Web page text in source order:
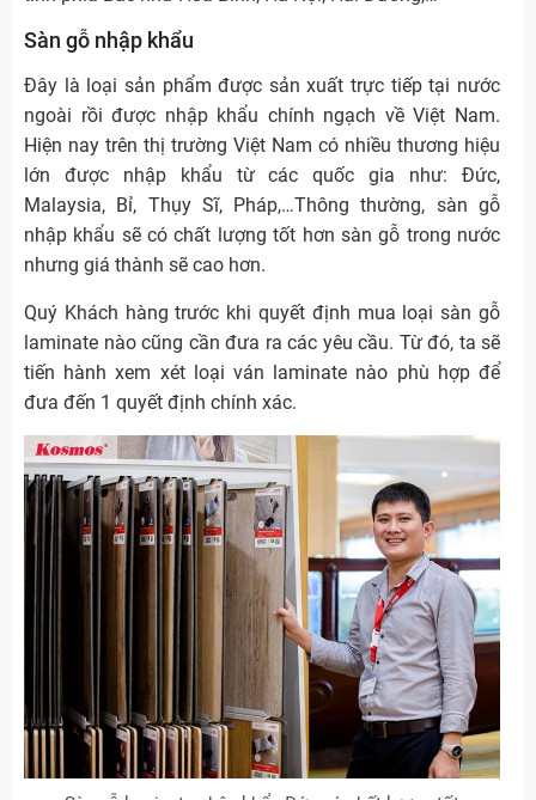
Sàn gỗ nhập khẩu
Đây là loại sản phẩm được sản xuất trực tiếp tại nước
ngoài rồi được nhập khẩu chính ngạch về Việt Nam.
Hiện nay trên thị trường Việt Nam có nhiều thương hiệu
lớn được nhập khẩu từ các quốc gia như: Đức,
Malaysia, Bỉ, Thụy Sĩ, Pháp,…Thông thường, sàn gỗ
nhập khẩu sẽ có chất lượng tốt hơn sàn gỗ trong nước
nhưng giá thành sẽ cao hơn.
Quý Khách hàng trước khi quyết định mua loại sàn gỗ
laminate nào cũng cần đưa ra các yêu cầu. Từ đó, ta sẽ
tiến hành xem xét loại ván laminate nào phù hợp để
đưa đến 1 quyết định chính xác.